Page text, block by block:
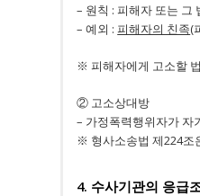
– 원칙 : 피해자 또는 그
– 예외 :피해자의 친족(
※ 피해자에게 고소할
② 고소상대방
– 가정폭력행위자가 자
※ 형사소송법 제224조
4. 수사기관의 응급